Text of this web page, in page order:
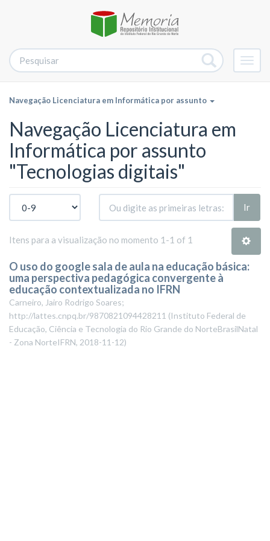
Navegação Licenciatura em Informática por assunto
Navegação Licenciatura em
Informática por assunto
"Tecnologias digitais"
Ir
Itens para a visualização no momento 1-1 of 1
O uso do google sala de aula na educação básica:
uma perspectiva pedagógica convergente à
educação contextualizada no IFRN
Carneiro, Jairo Rodrigo Soares;
http://lattes.cnpq.br/9870821094428211 (Instituto Federal de
Educação, Ciência e Tecnologia do Rio Grande do NorteBrasilNatal
- Zona NorteIFRN, 2018-11-12)